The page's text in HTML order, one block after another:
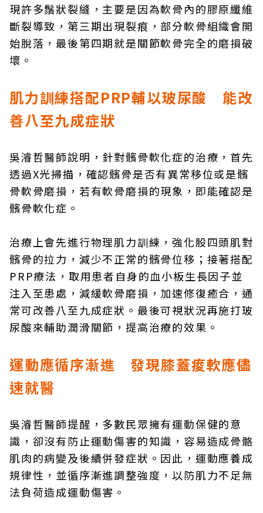
現許多鬚狀裂縫，主要是因為軟骨內的膠原纖維
斷裂導致，第三期出現裂痕，部分軟骨組織會開
始脫落，最後第四期就是關節軟骨完全的磨損破
壞。
肌力訓練搭配PRP輔以玻尿酸 能改
善八至九成症狀
吳濬哲醫師說明，針對髕骨軟化症的治療，首先
透過X光掃描，確認髕骨是否有異常移位或是髕
骨軟骨磨損，若有軟骨磨損的現象，即能確認是
髕骨軟化症。
治療上會先進行物理肌力訓練，強化股四頭肌對
髕骨的拉力，減少不正常的髕骨位移；接著搭配
PRP療法，取用患者自身的血小板生長因子並
注入至患處，減緩軟骨磨損，加速修復癒合，通
常可改善八至九成症狀。最後可視狀況再施打玻
尿酸來輔助潤滑關節，提高治療的效果。
運動應循序漸進 發現膝蓋痠軟應儘
速就醫
吳濬哲醫師提醒，多數民眾擁有運動保健的意
識，卻沒有防止運動傷害的知識，容易造成骨骼
肌肉的病變及後續併發症狀。因此，運動應養成
規律性，並循序漸進調整強度，以防肌力不足無
法負荷造成運動傷害。